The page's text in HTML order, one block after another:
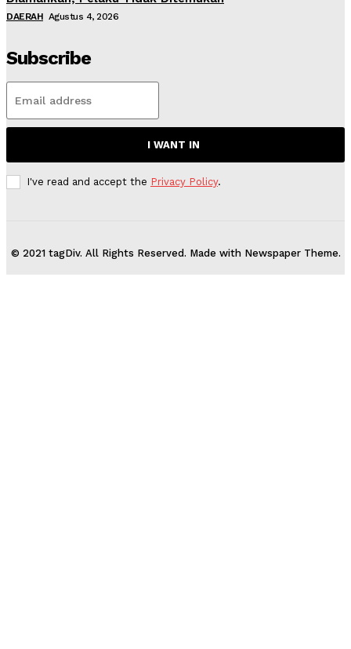
DAERAH Agustus 4, 2026
Subscribe
I WANT IN
I've read and accept the Privacy Policy.
© 2021 tagDiv. All Rights Reserved. Made with Newspaper Theme.